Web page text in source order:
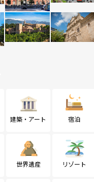
建築・アート 宿泊
世界遺産 リゾート